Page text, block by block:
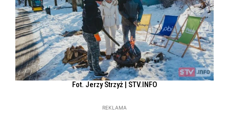
Fot. Jerzy Strzyż | STV.INFO
REKLAMA